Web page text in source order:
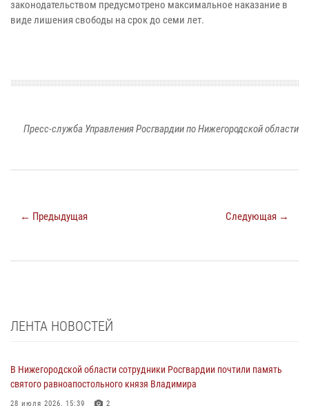
законодательством предусмотрено максимальное наказание в
виде лишения свободы на срок до семи лет.
Пресс-служба Управления Росгвардии по Нижегородской области
← Предыдущая Следующая →
ЛЕНТА НОВОСТЕЙ
В Нижегородской области сотрудники Росгвардии почтили память
святого равноапостольного князя Владимира
28 июля 2026, 15:39 2